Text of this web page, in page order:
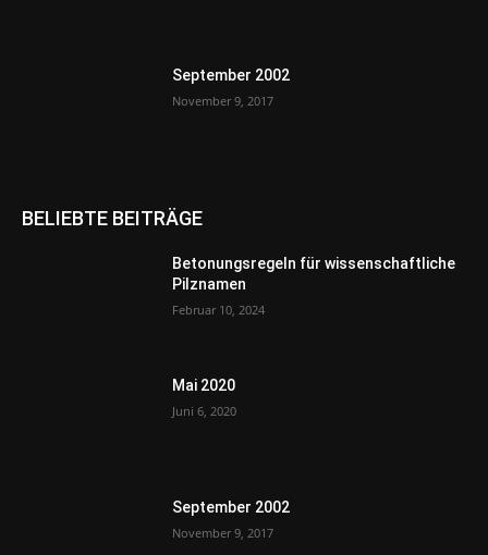
September 2002
November 9, 2017
BELIEBTE BEITRÄGE
Betonungsregeln für wissenschaftliche
Pilznamen
Februar 10, 2024
Mai 2020
Juni 6, 2020
September 2002
November 9, 2017